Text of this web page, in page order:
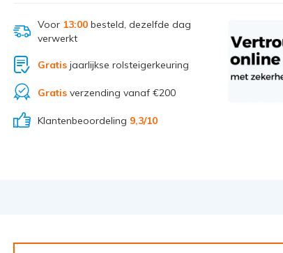
Voor 13:00 besteld, dezelfde dag
verwerkt
Gratis jaarlijkse rolsteigerkeuring
Gratis verzending vanaf €200
Klantenbeoordeling 9,3/10